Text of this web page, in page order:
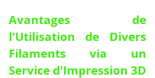
Avantages de
l'Utilisation de Divers
Filaments via un
Service d'Impression 3D